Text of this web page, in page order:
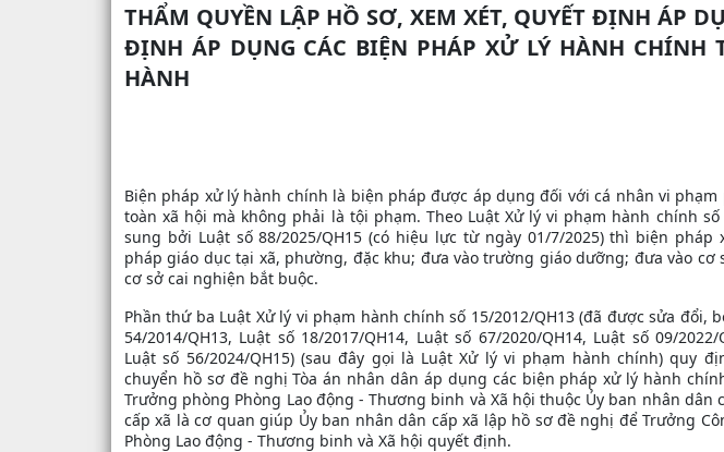
THẨM QUYỀN LẬP HỒ SƠ, XEM XÉT, QUYẾT ĐỊNH ÁP DỤNG, THI HÀNH QUYẾT
ĐỊNH ÁP DỤNG CÁC BIỆN PHÁP XỬ LÝ HÀNH CHÍNH
HÀNH
Biện pháp xử lý hành chính là biện pháp được áp dụng đối với cá nhân vi
toàn xã hội mà không phải là tội phạm. Theo Luật Xử lý vi phạm hành chính số
sung bởi Luật số 88/2025/QH15 (có hiệu lực từ ngày 01/7/2025) thì biện
pháp giáo dục tại xã, phường, đặc khu; đưa vào trường giáo dưỡng; đưa vào cơ
cơ sở cai nghiện bắt buộc.
Phần thứ ba Luật Xử lý vi phạm hành chính số 15/2012/QH13 (đã được sửa đổi,
54/2014/QH13, Luật số 18/2017/QH14, Luật số 67/2020/QH14, Luật số 09/
Luật số 56/2024/QH15) (sau đây gọi là Luật Xử lý vi phạm hành chính) quy
chuyển hồ sơ đề nghị Tòa án nhân dân áp dụng các biện pháp xử lý hành
Trưởng phòng Phòng Lao động - Thương binh và Xã hội thuộc Ủy ban nhân dân
cấp xã là cơ quan giúp Ủy ban nhân dân cấp xã lập hồ sơ đề nghị để Trưởng
Phòng Lao động - Thương binh và Xã hội quyết định.